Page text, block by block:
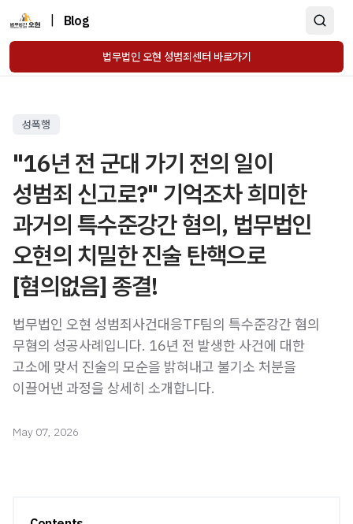
Blog
법무법인 오현 성범죄센터 바로가기
성폭행
"16년 전 군대 가기 전의 일이
성범죄 신고로?" 기억조차 희미한
과거의 특수준강간 혐의, 법무법인
오현의 치밀한 진술 탄핵으로
[혐의없음] 종결!
법무법인 오현 성범죄사건대응TF팀의 특수준강간 혐의
무혐의 성공사례입니다. 16년 전 발생한 사건에 대한
고소에 맞서 진술의 모순을 밝혀내고 불기소 처분을
이끌어낸 과정을 상세히 소개합니다.
May 07, 2026